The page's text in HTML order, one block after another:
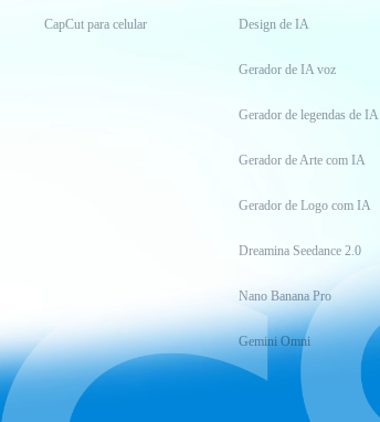
CapCut para celular Design de IA
Gerador de IA voz
Gerador de legendas de IA
Gerador de Arte com IA
Gerador de Logo com IA
Dreamina Seedance 2.0
Nano Banana Pro
Gemini Omni